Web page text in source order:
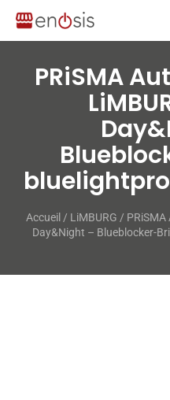
PRiSMA
Accueil / LiMBURG / PRiSMA
Day&Night – Blueblocker-